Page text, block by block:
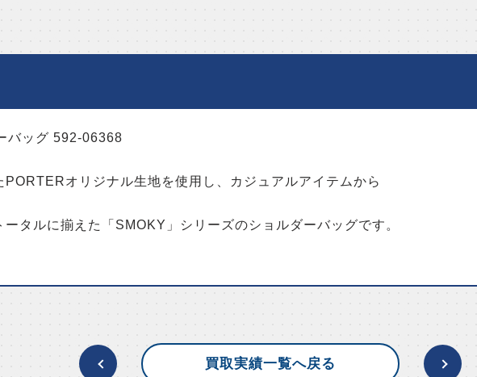
バッグ 592-06368
オリジナル生地を使用し、カジュアルアイテムから
タルに揃えた「SMOKY」シリーズのショルダーバッグです。
買取実績一覧へ戻る